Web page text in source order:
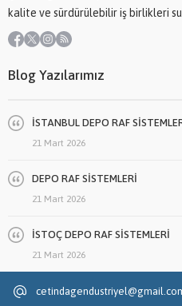
kalite ve sürdürülebilir iş birlikleri
Blog Yazılarımız
İSTANBUL DEPO RAF
21 Mart 2026
DEPO RAF SİSTEMLERİ
21 Mart 2026
İSTOÇ DEPO RAF SİSTEMLERİ
21 Mart 2026